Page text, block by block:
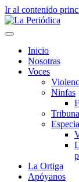
Ir al contenido
Inicio
Nosotras
Voces
Ninfas
Tribuna
La Ortiga
Apóyanos